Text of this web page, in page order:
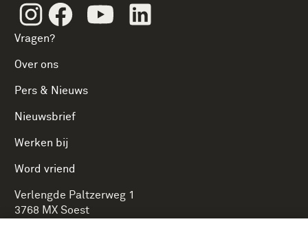
InstagramFacebookYoutube
Vragen?
Over ons
Pers & Nieuws
Nieuwsbrief
Werken bij
Word vriend
Verlengde Paltzerweg 1
3768 MX Soest